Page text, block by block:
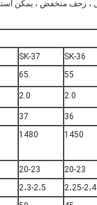
SK-36
SK-37
55
65
2.0
2.0
36
37
1450
1480
20-23
20-23
2،25-2،4 2،3-2،5